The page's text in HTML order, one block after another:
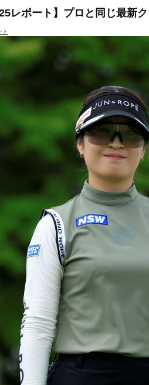
レポート】プロと同じ最新
ト